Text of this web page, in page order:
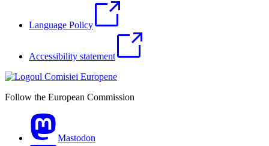
Language Policy
Accessibility statement
Follow the European Commission
Mastodon